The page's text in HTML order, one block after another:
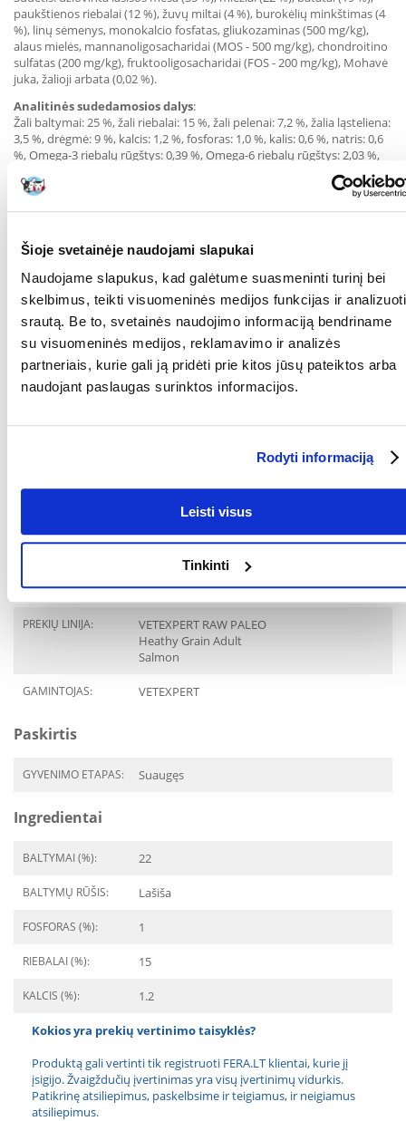
Šioje svetainėje naudojami slapukai
Naudojame slapukus, kad galėtume suasmeninti turinį bei
skelbimus, teikti visuomeninės medijos funkcijas ir analizuoti
srautą. Be to, svetainės naudojimo informaciją bendriname
su visuomeninės medijos, reklamavimo ir analizės
partneriais, kurie gali ją pridėti prie kitos jūsų pateiktos arba
naudojant paslaugas surinktos informacijos.
Rodyti informaciją
Leisti visus
Tinkinti
paukštienos riebalai (12 %), žuvų miltai (4 %), burokėlių minkštimas (4
%), linų sėmenys, monokalcio fosfatas, gliukozaminas (500 mg/kg),
alaus mielės, mannanoligosacharidai (MOS - 500 mg/kg), chondroitino
sulfatas (200 mg/kg), fruktooligosacharidai (FOS - 200 mg/kg), Mohavė
juka, žalioji arbata (0,02 %).
Analitinės sudedamosios dalys:
Žali baltymai: 25 %, žali riebalai: 15 %, žali pelenai: 7,2 %, žalia ląsteliena:
3,5 %, drėgmė: 9 %, kalcis: 1,2 %, fosforas: 1,0 %, kalis: 0,6 %, natris: 0,6
%, Omega-3 riebalų rūgštys: 0,39 %, Omega-6 riebalų rūgštys: 2,03 %,
Maisto papildai/kg:
Vitaminai: vitaminas A (3a672a) - 18000 TV, vitaminas D3 (3a671)* -
Mikroelementai: geležies (II) sulfato monohidratas (3b103) - 50 mg,
pentahidratas (3b405) - 5 mg, mangano sulfato monohidratas (3b503)
- 20 mg, cinko sulfato monohidratas (3b605) - 115 mg, natrio selenatas
(3b801) - 0,1 mg. Provitaminai: taurinas (3a370) - 1235 mg, L-karnitinas
(3a910) - 50 mg. Technologiniai priedai: antioksidantai, konservantai
Tinkamo vartojimo instrukcijos:
Maistas atitinka sveiko suaugusio šuns, nepriklausomai nuo veislės ir
dydžio, mitybos poreikius. Pradinės dozės nurodytos maisto pakuotės
Esant didesniam maistinių medžiagų poreikiui, paros davinio dydį
švaraus, šviežio vandens. Naują ėdalą reikėtų įvesti palaipsniui,
maišant jį su ankstesniu ėdalu per maždaug 2 savaites.
AUGINTINIO DYDIS: Universalus
(KG):
PREKIŲ LINIJA:
VETEXPERT RAW PALEO
Heathy Grain Adult
Salmon
GAMINTOJAS: VETEXPERT
Paskirtis
GYVENIMO ETAPAS: Suaugęs
Ingredientai
BALTYMAI (%): 22
BALTYMŲ RŪŠIS: Lašiša
FOSFORAS (%): 1
RIEBALAI (%): 15
KALCIS (%): 1.2
Kokios yra prekių vertinimo taisyklės?
Produktą gali vertinti tik registruoti FERA.LT klientai, kurie jį
įsigijo. Žvaigždučių įvertinimas yra visų įvertinimų vidurkis.
Patikrinę atsiliepimus, paskelbsime ir teigiamus, ir neigiamus
atsiliepimus.